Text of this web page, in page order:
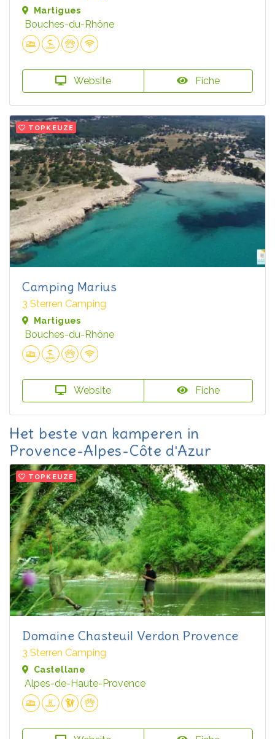
Martigues
Bouches-du-Rhône
Website Fiche
TOPKEUZE
Camping Marius
3 Sterren Camping
Martigues
Bouches-du-Rhône
Website Fiche
Het beste van kamperen in
Provence-Alpes-Côte d'Azur
TOPKEUZE
Domaine Chasteuil Verdon Provence
3 Sterren Camping
Castellane
Alpes-de-Haute-Provence